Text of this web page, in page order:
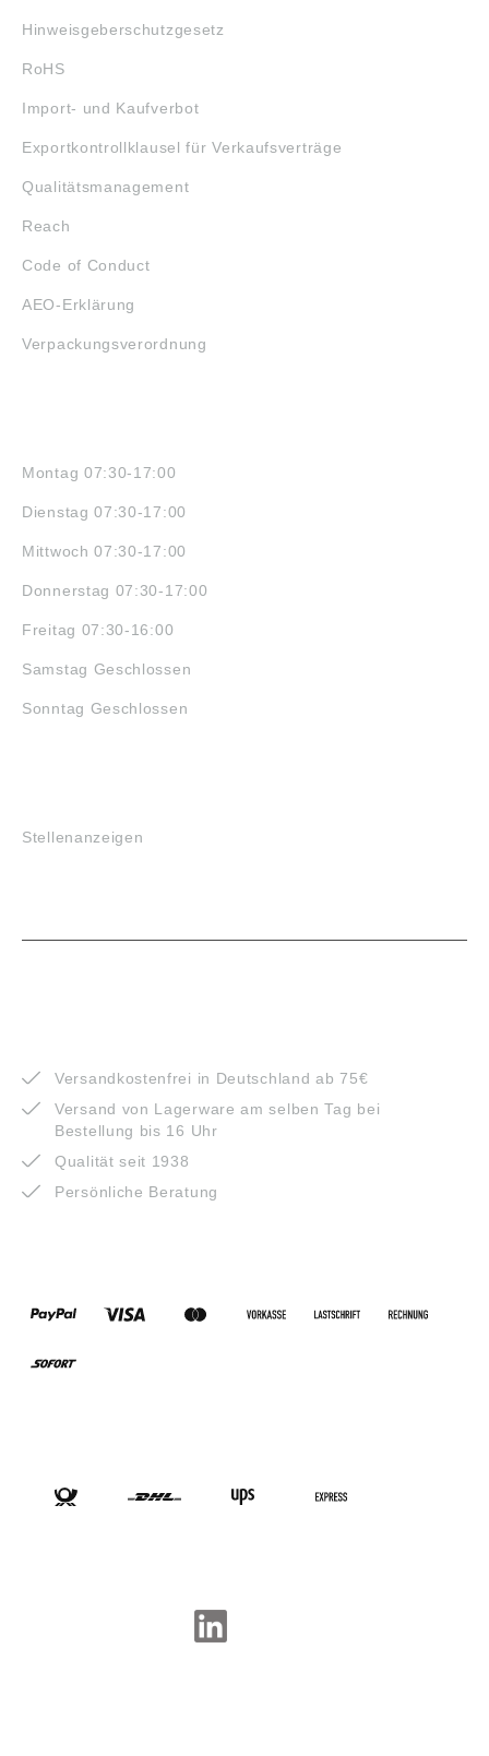
Hinweisgeberschutzgesetz
RoHS
Import- und Kaufverbot
Exportkontrollklausel für Verkaufsverträge
Qualitätsmanagement
Reach
Code of Conduct
AEO-Erklärung
Verpackungsverordnung
Montag 07:30-17:00
Dienstag 07:30-17:00
Mittwoch 07:30-17:00
Donnerstag 07:30-17:00
Freitag 07:30-16:00
Samstag Geschlossen
Sonntag Geschlossen
Stellenanzeigen
Versandkostenfrei in Deutschland ab 75€
Versand von Lagerware am selben Tag bei
Bestellung bis 16 Uhr
Qualität seit 1938
Persönliche Beratung